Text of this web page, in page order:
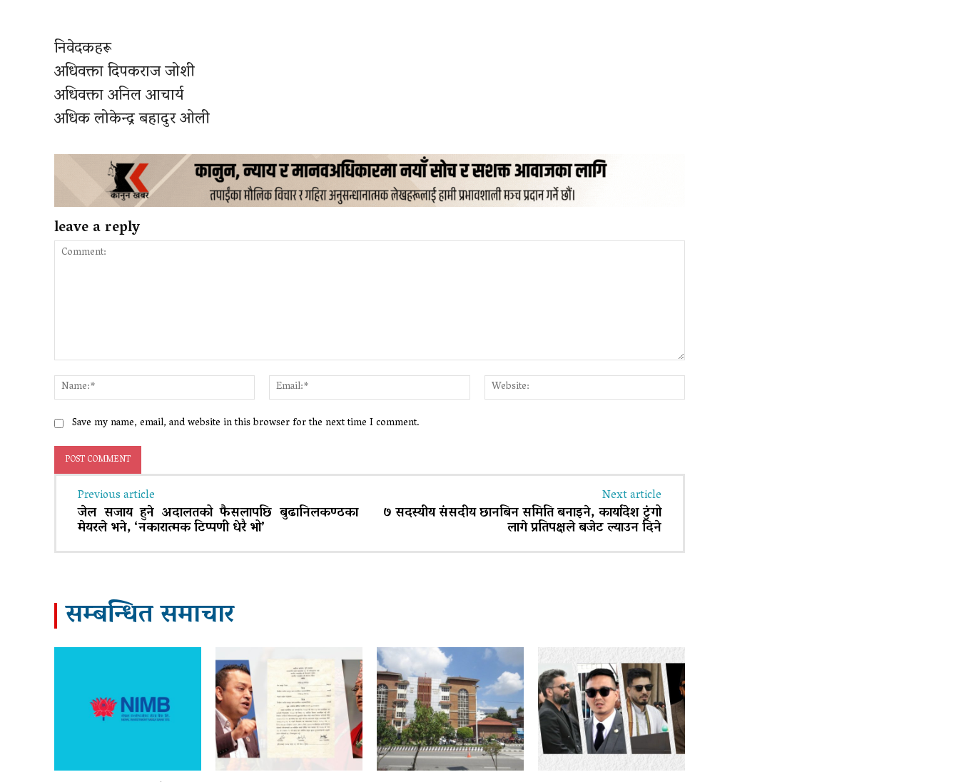
निवेदकहरू
अधिवक्ता दिपकराज जोशी
अधिवक्ता अनिल आचार्य
अधिक लोकेन्द्र बहादुर ओली
leave a reply
Name:*
Email:*
Save my name, email, and website in this browser for the next time I comment.
Previous article
जेल सजाय हुने अदालतको फैसलापछि बुढानिलकण्ठका
मेयरले भने, ‘नकारात्मक टिप्पणी धेरै भो’
Next article
७ सदस्यीय संसदीय छानबिन समिति बनाइने, कार्यादेश टुंगो
लागे प्रतिपक्षले बजेट ल्याउन दिने
सम्बन्धित समाचार